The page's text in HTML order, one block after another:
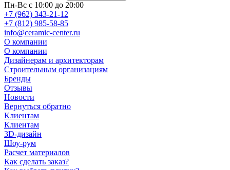
Пн-Вс с 10:00 до 20:00
+7 (962) 343-21-12
+7 (812) 985-58-85
info@ceramic-center.ru
О компании
О компании
Дизайнерам и архитекторам
Строительным организациям
Бренды
Отзывы
Новости
Вернуться обратно
Клиентам
Клиентам
3D-дизайн
Шоу-рум
Расчет материалов
Как сделать заказ?